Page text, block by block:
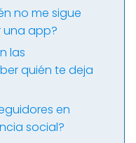
no me sigue
una app?
las
quién te deja
en
social?